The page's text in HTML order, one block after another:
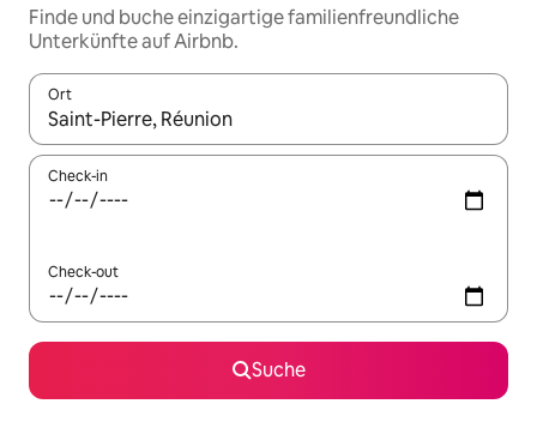
Finde und buche einzigartige familienfreundliche
Unterkünfte auf Airbnb.
Ort
Wenn Ergebnisse verfügbar sind, navigiere mit den
Check-in
Check-out
Suche